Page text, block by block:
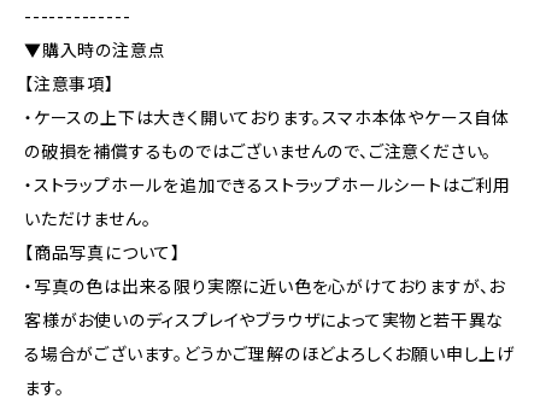
-------------
▼購入時の注意点
【注意事項】
・ケースの上下は大きく開いております。スマホ本体やケース自体
の破損を補償するものではございませんので、ご注意ください。
・ストラップホールを追加できるストラップホールシートはご利用
いただけません。
【商品写真について】
・写真の色は出来る限り実際に近い色を心がけておりますが、お
客様がお使いのディスプレイやブラウザによって実物と若干異な
る場合がございます。どうかご理解のほどよろしくお願い申し上げ
ます。